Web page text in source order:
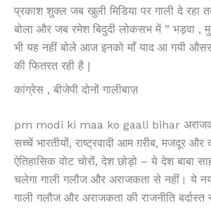
प्रकाश शुक्ल जब खुली मिडिया पर गाली दे रहा
बोला और जब रमेश बिदुदी लोकसभ में ” भड़वा ,
भी यह नहीं बोले आज इनको माँ याद आ गयी
की फितरत रही है |
कांग्रेस , बीजेपी दोनों गालीबाज़
pm modi ki maa ko gaali bihar अराजक
सच्चें भारतीयों, राष्ट्रवादी आम ग़रीब, मजदूर
ऐतिहासिक वोट चोरों, देश छोड़ो – ये देश बाबा
चलेगा गाली गलौज और अराजकता से नहीं। ये
गाली गलौज और अराजकता की राजनीति